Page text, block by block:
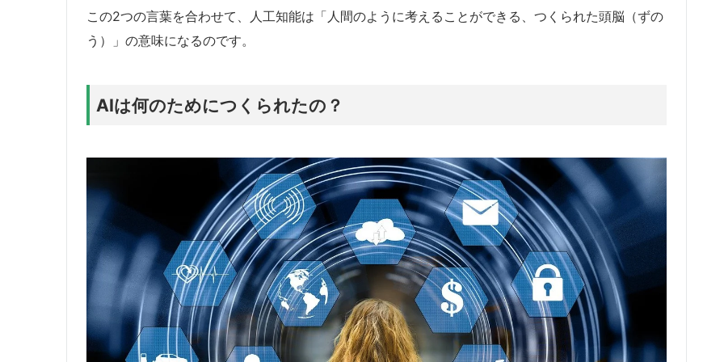
この2つの言葉を合わせて、人工知能は「人間のように考えることができる、つくられた頭脳（ずの
う）」の意味になるのです。
AIは何のためにつくられたの？